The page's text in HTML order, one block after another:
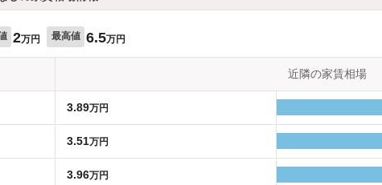
2万円 最高値 6.5万円
近隣の家賃相場
3.89万円
3.51万円
3.96万円